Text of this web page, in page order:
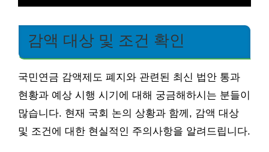
감액 대상 및 조건 확인
국민연금 감액제도 폐지와 관련된 최신 법안 통과
현황과 예상 시행 시기에 대해 궁금해하시는 분들이
많습니다. 현재 국회 논의 상황과 함께, 감액 대상
및 조건에 대한 현실적인 주의사항을 알려드립니다.